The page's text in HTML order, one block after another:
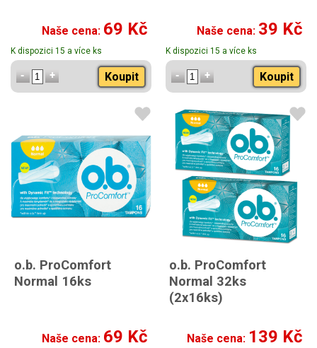
Naše cena: 69 Kč
K dispozici 15 a více ks
Koupit
Naše cena: 39 Kč
K dispozici 15 a více ks
Koupit
o.b. ProComfort
Normal 16ks
Naše cena: 69 Kč
o.b. ProComfort
Normal 32ks
(2x16ks)
Naše cena: 139 Kč